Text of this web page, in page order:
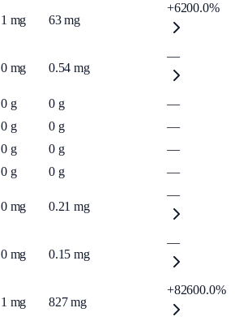
1 mg 63 mg
+6200.0%
0 mg 0.54 mg
—
0 g 0 g
—
0 g 0 g
—
0 g 0 g
—
0 g 0 g —
0 mg 0.21 mg
—
0 mg 0.15 mg
—
1 mg 827 mg
+82600.0%